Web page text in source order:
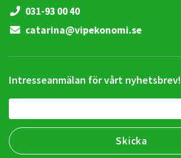
031-93 00 40
catarina@vipekonomi.se
Intresseanmälan för vårt nyhetsbrev!